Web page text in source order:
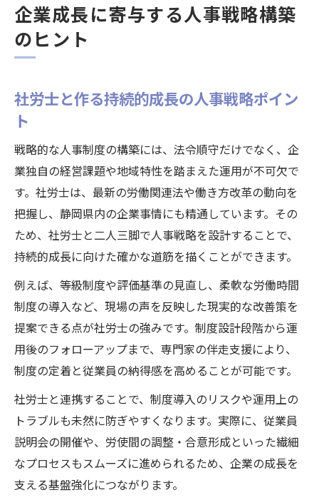
企業成長に寄与する人事戦略構築
のヒント
社労士と作る持続的成長の人事戦略ポイン
ト
戦略的な人事制度の構築には、法令順守だけでなく、企
業独自の経営課題や地域特性を踏まえた運用が不可欠で
す。社労士は、最新の労働関連法や働き方改革の動向を
把握し、静岡県内の企業事情にも精通しています。その
ため、社労士と二人三脚で人事戦略を設計することで、
持続的成長に向けた確かな道筋を描くことができます。
例えば、等級制度や評価基準の見直し、柔軟な労働時間
制度の導入など、現場の声を反映した現実的な改善策を
提案できる点が社労士の強みです。制度設計段階から運
用後のフォローアップまで、専門家の伴走支援により、
制度の定着と従業員の納得感を高めることが可能です。
社労士と連携することで、制度導入のリスクや運用上の
トラブルも未然に防ぎやすくなります。実際に、従業員
説明会の開催や、労使間の調整・合意形成といった繊細
なプロセスもスムーズに進められるため、企業の成長を
支える基盤強化につながります。